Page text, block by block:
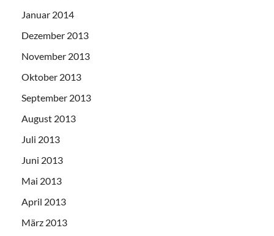
Januar 2014
Dezember 2013
November 2013
Oktober 2013
September 2013
August 2013
Juli 2013
Juni 2013
Mai 2013
April 2013
März 2013